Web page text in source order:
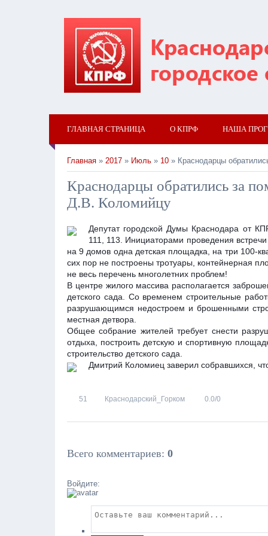
ГЛАВНАЯ СТРАНИЦА О КПРФ НАША
Главная » 2017 » Июль » 10 » Краснодарцы
Краснодарцы обратились за
Д.В. Коломийцу
Депутат городской Думы Краснодара от
111, 113. Инициаторами проведения
на 9 домов одна детская площадка, на три 100-
сих пор не построены тротуары, контейнерная
не весь перечень многолетних проблем!
В центре жилого массива располагается
детского сада. Со временем строительные
разрушающимся недостроем и брошенными
местная детвора.
Общее собрание жителей требует снести
отдыха, построить детскую и спортивную
строительство детского сада.
Дмитрий Коломиец заверил собравшихся,
51 Краснодарский_Горком 0.0/0
Всего комментариев: 0
Войдите: